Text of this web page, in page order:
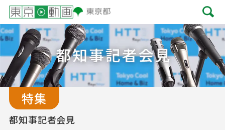
特集
都知事記者会見